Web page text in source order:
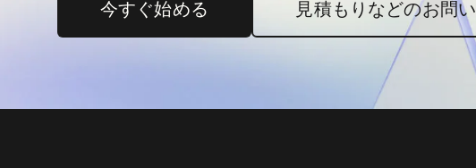
今すぐ始める新しいタブで開く 見積もりなどのお問